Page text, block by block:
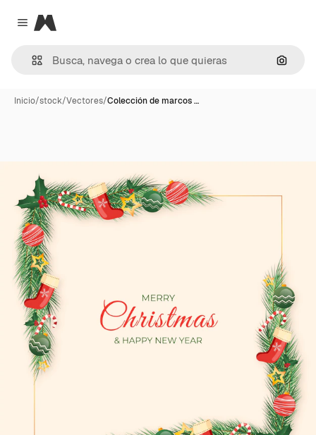
Close menu
Magnific
Inicio/stock/Vectores/Colección de marcos …